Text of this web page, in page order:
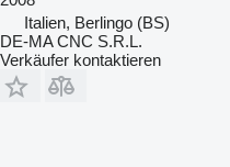
Italien, Berlingo (BS)
DE-MA CNC S.R.L.
Verkäufer kontaktieren